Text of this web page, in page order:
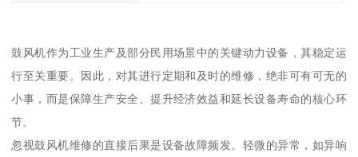
鼓风机作为工业生产及部分民用场景中的关键动力设备，其稳定运
行至关重要。因此，对其进行定期和及时的维修，绝非可有可无的
小事，而是保障生产安全、提升经济效益和延长设备寿命的核心环
节。
忽视鼓风机维修的直接后果是设备故障频发。轻微的异常，如异响